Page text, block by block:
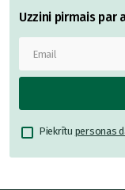
Uzzini pirmais par
Piekrītu personas